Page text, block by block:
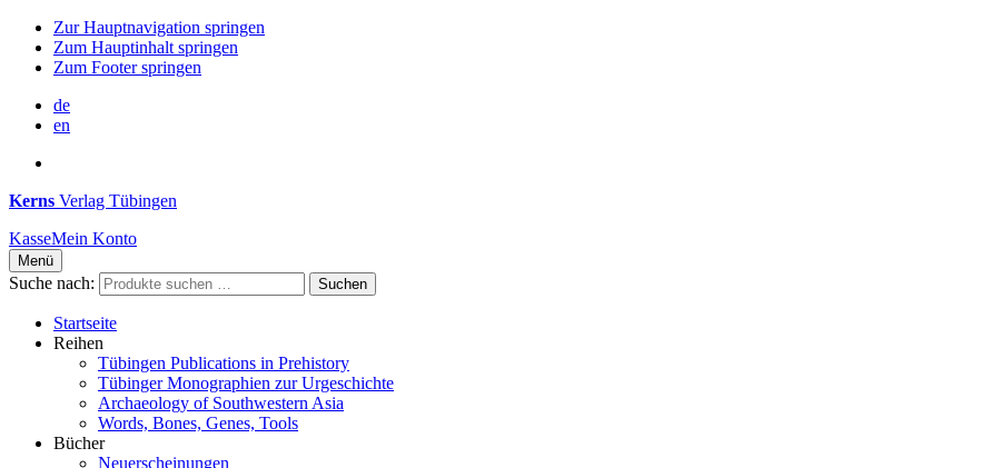
Zur Hauptnavigation springen
Zum Hauptinhalt springen
Zum Footer springen
de
en
Kerns Verlag Tübingen
KasseMein Konto
Menü
Suche nach: Suchen
Startseite
Reihen
Tübingen Publications in Prehistory
Tübinger Monographien zur Urgeschichte
Archaeology of Southwestern Asia
Words, Bones, Genes, Tools
Bücher
Neuerscheinungen